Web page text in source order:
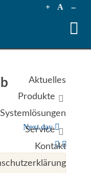
+ A --
Aktuelles
Produkte
Systemlösungen
Service
Kontakt
Next day